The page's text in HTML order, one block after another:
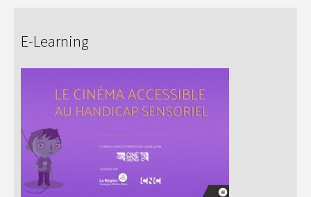
E-Learning